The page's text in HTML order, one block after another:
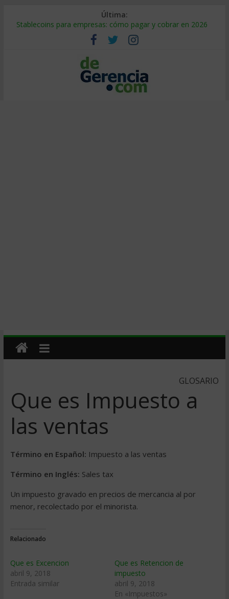
Última:
Stablecoins para empresas: cómo pagar y cobrar en 2026
Despido silencioso: qué es y por qué sale tan caro
IA en selección de personal: cómo auditarla a tiempo
Trabajo forzoso en la cadena de suministro: qué hacer
Mercado hispano de EE. UU.: cómo segmentarlo y venderle
GLOSARIO
Que es Impuesto a
las ventas
Término en Español: Impuesto a las ventas
Término en Inglés: Sales tax
Un impuesto gravado en precios de mercancia al por
menor, recolectado por el minorista.
Relacionado
Que es Excencion
abril 9, 2018
Entrada similar
Que es Retencion de
impuesto
abril 9, 2018
En «Impuestos»